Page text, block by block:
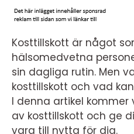
Kosttillskott är något
hälsomedvetna
sin dagliga rutin. Men
kosttillskott och vad
I denna artikel
av kosttillskott och ge
vara till nytta för dig.